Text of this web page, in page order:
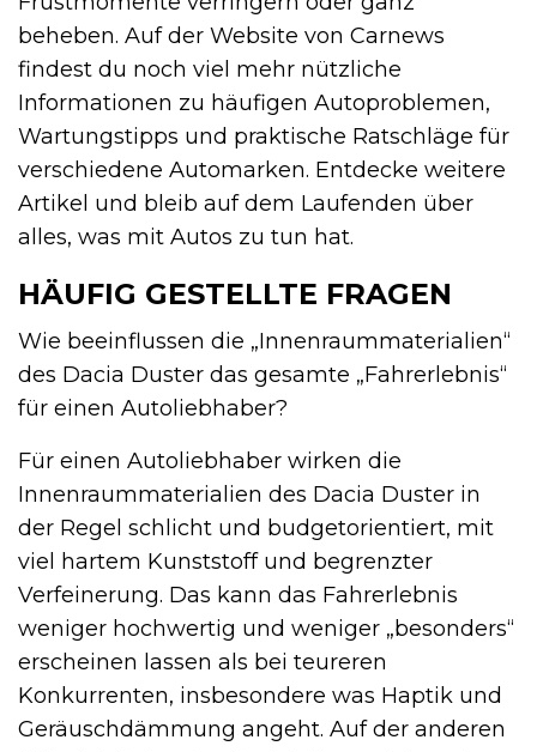
beheben. Auf der Website von Carnews
findest du noch viel mehr nützliche
Informationen zu häufigen Autoproblemen,
Wartungstipps und praktische Ratschläge für
verschiedene Automarken. Entdecke weitere
Artikel und bleib auf dem Laufenden über
alles, was mit Autos zu tun hat.
HÄUFIG GESTELLTE FRAGEN
Wie beeinflussen die „Innenraummaterialien“
des Dacia Duster das gesamte „Fahrerlebnis“
für einen Autoliebhaber?
Für einen Autoliebhaber wirken die
Innenraummaterialien des Dacia Duster in
der Regel schlicht und budgetorientiert, mit
viel hartem Kunststoff und begrenzter
Verfeinerung. Das kann das Fahrerlebnis
weniger hochwertig und weniger „besonders“
erscheinen lassen als bei teureren
Konkurrenten, insbesondere was Haptik und
Geräuschdämmung angeht. Auf der anderen